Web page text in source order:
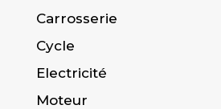
Carrosserie
Cycle
Electricité
Moteur